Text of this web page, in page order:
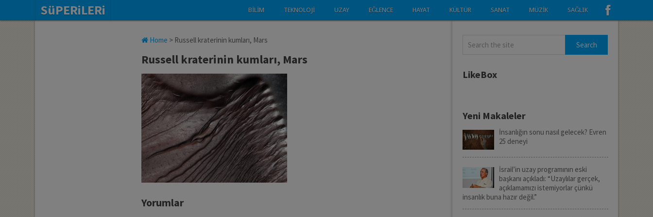
SüPERiLERi BILIM TEKNOLOJI UZAY EĞLENCE HAYAT KÜLTÜR SANAT MÜZIK SAĞLIK
Home > Russell kraterinin kumları, Mars
Russell kraterinin kumları, Mars
Yorumlar
LikeBox
Yeni Makaleler
İnsanlığın sonu nasıl gelecek? Evren
25 deneyi
İsrail’in uzay programının eski
başkanı açıkladı: “Uzaylılar gerçek,
açıklamamızı istemiyorlar çünkü
insanlık buna hazır değil.”